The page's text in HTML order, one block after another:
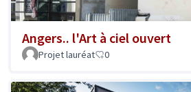
Angers.. l'Art à ciel ouvert
Projet lauréat 0